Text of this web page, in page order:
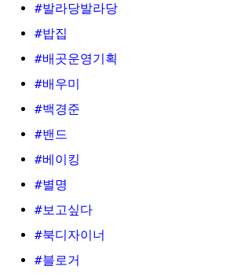
#발라당발라당
#밥집
#배곳운영기획
#배우미
#백경준
#밴드
#베이킹
#별명
#보고싶다
#북디자이너
#블로거